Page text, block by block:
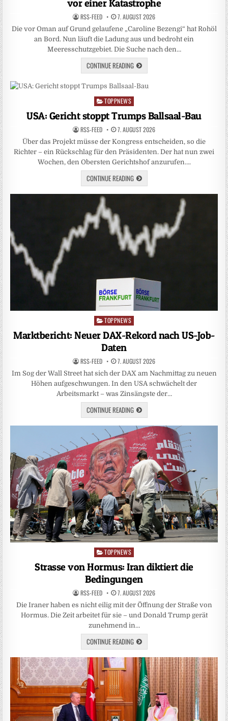
vor einer Katastrophe
RSS-FEED 7. AUGUST 2026
Die vor Oman auf Grund gelaufene „Caroline Bezengi“ hat Rohöl
an Bord. Nun läuft die Ladung aus und bedroht ein
Meeresschutzgebiet. Die Suche nach den…
CONTINUE READING
Posted
TOPPNEWS
USA: Gericht stoppt Trumps Ballsaal-Bau
RSS-FEED 7. AUGUST 2026
Über das Projekt müsse der Kongress entscheiden, so die
Richter – ein Rückschlag für den Präsidenten. Der hat nun zwei
Wochen, den Obersten Gerichtshof anzurufen….
CONTINUE READING
Posted
TOPPNEWS
Marktbericht: Neuer DAX-Rekord nach US-Job-
Daten
RSS-FEED 7. AUGUST 2026
Im Sog der Wall Street hat sich der DAX am Nachmittag zu neuen
Höhen aufgeschwungen. In den USA schwächelt der
Arbeitsmarkt – was Zinsängste der…
CONTINUE READING
Posted
in
TOPPNEWS
Strasse von Hormus: Iran diktiert die
Bedingungen
RSS-FEED 7. AUGUST 2026
Die Iraner haben es nicht eilig mit der Öffnung der Straße von
Hormus. Die Zeit arbeitet für sie – und Donald Trump gerät
zunehmend in…
CONTINUE READING